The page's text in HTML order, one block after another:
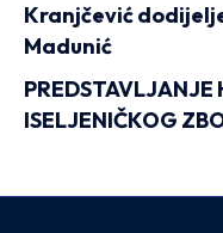
Kranjčević
Madunić
PREDSTAVLJANJE
ISELJENIČKOG